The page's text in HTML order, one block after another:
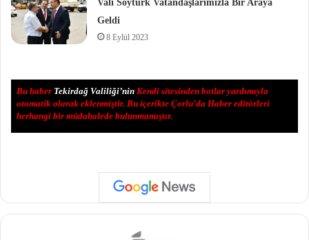
Vali Soytürk Vatandaşlarımızla Bir Araya
Geldi
8 Eylül 2023
Bu haber Tekirdağ Valiliği’ninKendi sitesinden botlar yardımıyla
otomatik olarak eklenmiştir. Bu içerikte Çorlu’da Haber editörleri
herhangi bir müdahalede bulunmamıştır.